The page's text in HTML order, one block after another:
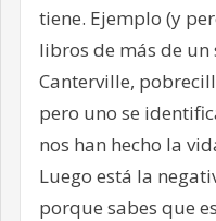
tiene. Ejemplo (y
libros de más de
Canterville,
pero uno se
nos han hecho la
Luego está la
porque sabes que